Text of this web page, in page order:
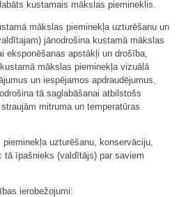
kustamais mākslas piemineklis.
mākslas pieminekļa uzturēšanu un
jānodrošina kustamā mākslas
eksponēšanas apstākļi un drošība,
mākslas pieminekļa vizuālā
un iespējamos apdraudējumus,
tā saglabāšanai atbilstošs
mitruma un temperatūras
uzturēšanu, konservāciju,
tā īpašnieks (valdītājs) par saviem
ierobežojumi: